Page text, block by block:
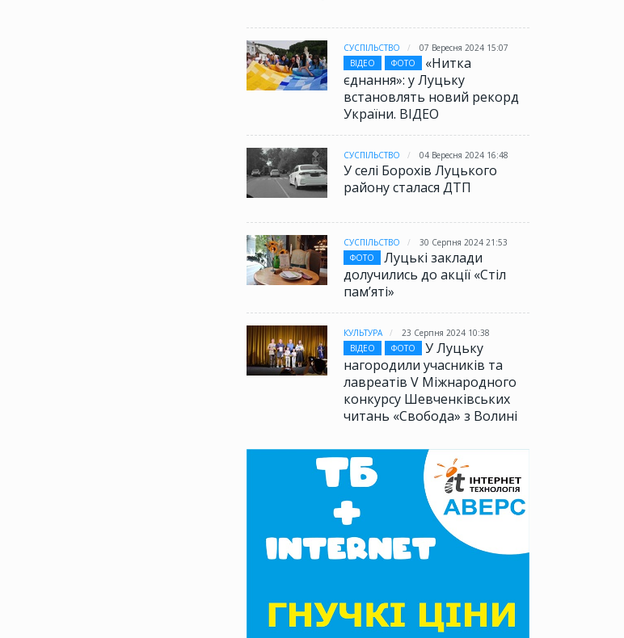
СУСПІЛЬСТВО
07 Вересня 2024 15:07
ВІДЕО
ФОТО
«Нитка
єднання»: у Луцьку
встановлять новий рекорд
України. ВІДЕО
СУСПІЛЬСТВО 04 Вересня 2024 16:48
У селі Борохів Луцького
району сталася ДТП
СУСПІЛЬСТВО
30 Серпня 2024 21:53
ФОТО
Луцькі заклади
долучились до акції «Стіл
памʼяті»
КУЛЬТУРА
23 Серпня 2024 10:38
ВІДЕО
ФОТО
У Луцьку
нагородили учасників та
лавреатів V Міжнародного
конкурсу Шевченківських
читань «Свобода» з Волині